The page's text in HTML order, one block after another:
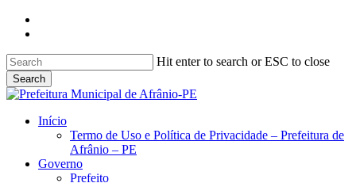
Skip
content
Hit enter to search or ESC to close
Search
Close
search
Menu
Início
Termo de Uso e Política de Privacidade – Prefeitura de
Afrânio – PE
Governo
Prefeito